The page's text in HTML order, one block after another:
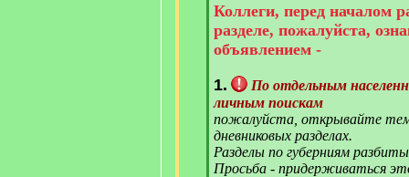
[
q
]
Коллеги, перед началом
разделе, пожалуйста,
объявлением -
1.
По отдельным
личным поискам
пожалуйста, открывайте
дневниковых разделах.
Разделы по губерниям
Просьба - придерживаться